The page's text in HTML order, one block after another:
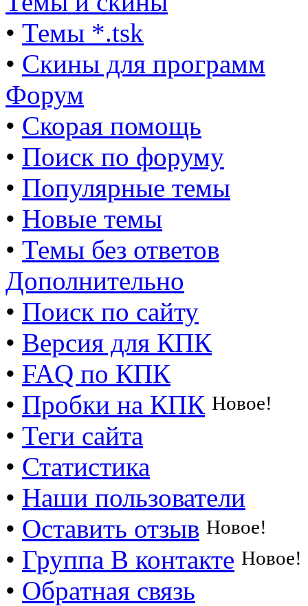
• Темы *.tsk
• Скины для программ
Форум
• Скорая помощь
• Поиск по форуму
• Популярные темы
• Новые темы
• Темы без ответов
Дополнительно
• Поиск по сайту
• Версия для КПК
• FAQ по КПК
• Пробки на КПК Новое!
• Теги сайта
• Статистика
• Наши пользователи
• Оставить отзыв Новое!
• Группа В контакте Новое!
• Обратная связь